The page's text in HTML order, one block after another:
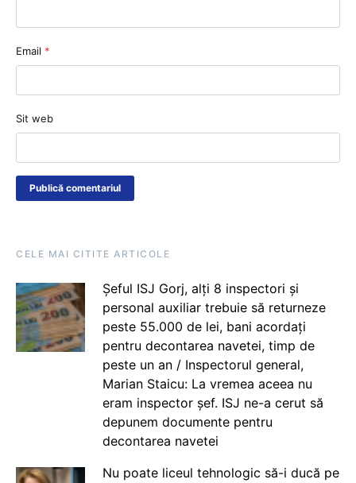
Email *
Sit web
CELE MAI CITITE ARTICOLE
Șeful ISJ Gorj, alți 8 inspectori și
personal auxiliar trebuie să returneze
peste 55.000 de lei, bani acordați
pentru decontarea navetei, timp de
peste un an / Inspectorul general,
Marian Staicu: La vremea aceea nu
eram inspector șef. ISJ ne-a cerut să
depunem documente pentru
decontarea navetei
Nu poate liceul tehnologic să-i ducă pe